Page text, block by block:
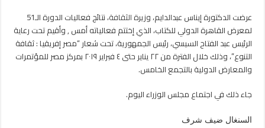
الكتاب
في
دورتة
الــ
51
عرضت الدكتورة إيناس عبدالدايم، وزيرة الثقافة
، نتائج فعاليات الدورة الـ51
لمعرض القاهرة الدولي للكتاب، الذي إختتم فعالياته أمس , وأقيم تحت رعاية
الرئيس عبد الفتاح السيسي، رئيس الجمهورية، تحت شعار “مصر إفريقيا : ثقافة
التنوع”، وذلك خلال الفترة من ٢٢ يناير حتى ٤ فبراير ٢٠١٩ بمركز مصر للمؤتمرات
والمعارض الدولية بالتجمع الخامس.
جاء ذلك في اجتماع مجلس الوزراء اليوم.
السنغال ضيف شرف